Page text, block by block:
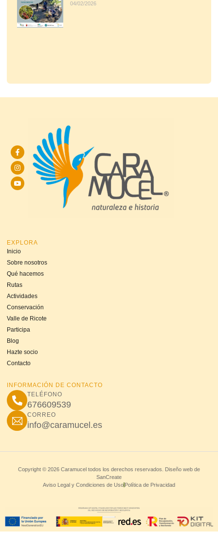
04/02/2026
EXPLORA
Inicio
Sobre nosotros
Qué hacemos
Rutas
Actividades
Conservación
Valle de Ricote
Participa
Blog
Hazte socio
Contacto
INFORMACIÓN DE CONTACTO
TELÉFONO
676609539
CORREO
info@caramucel.es
Copyright © 2026 Caramucel todos los derechos reservados. Diseño web de
SanCreate
Aviso Legal y Condiciones de Uso Política de Privacidad